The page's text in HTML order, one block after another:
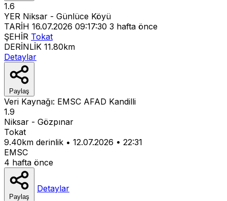
1.6
YER Niksar - Günlüce Köyü
TARİH 16.07.2026 09:17:30 3 hafta önce
ŞEHİR Tokat
DERİNLİK 11.80km
Detaylar
Paylaş
Veri Kaynağı: EMSC AFAD Kandilli
1.9
Niksar - Gözpınar
Tokat
9.40km derinlik • 12.07.2026 • 22:31
EMSC
4 hafta önce
Paylaş
Detaylar